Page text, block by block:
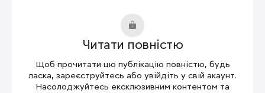
Читати повністю
Щоб прочитати цю публікацію повністю, будь
ласка, зареєструйтесь або увійдіть у свій акаунт.
Насолоджуйтесь ексклюзивним контентом та